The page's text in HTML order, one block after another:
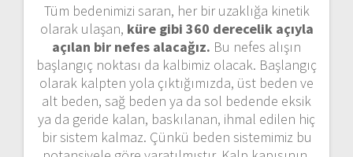
Tüm bedenimizi saran, her bir uzaklığa kinetik
olarak ulaşan, küre gibi 360 derecelik açıyla
açılan bir nefes alacağız. Bu nefes alışın
başlangıç noktası da kalbimiz olacak. Başlangıç
olarak kalpten yola çıktığımızda, üst beden ve
alt beden, sağ beden ya da sol bedende eksik
ya da geride kalan, baskılanan, ihmal edilen hiç
bir sistem kalmaz. Çünkü beden sistemimiz bu